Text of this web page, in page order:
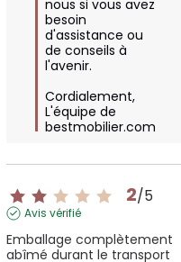
nous si vous avez
besoin
d'assistance ou
de conseils à
l'avenir.
Cordialement,
L'équipe de
bestmobilier.com
2/5
Avis vérifié
Emballage complètement
abîmé durant le transport